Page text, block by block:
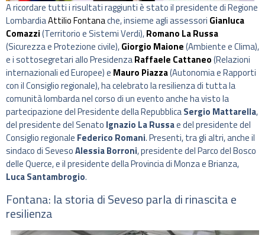
A ricordare tutti i risultati raggiunti è stato il presidente di Regione
LombardiaAttilio Fontanache, insieme agli assessori Gianluca
Comazzi(Territorio e Sistemi Verdi),Romano La Russa
(Sicurezza e Protezione civile),Giorgio Maione(Ambiente e Clima),
e i sottosegretari allo PresidenzaRaffaele Cattaneo(Relazioni
internazionali ed Europee) e Mauro Piazza(Autonomia e Rapporti
con il Consiglio regionale), ha celebrato la resilienza di tutta la
comunità lombarda nel corso di un evento anche ha visto la
partecipazione del Presidente della RepubblicaSergio Mattarella,
del presidente del Senato Ignazio La Russae del presidente del
Consiglio regionale Federico Romani. Presenti, tra gli altri, anche il
sindaco di SevesoAlessia Borroni, presidente del Parco del Bosco
delle Querce, e il presidente della Provincia di Monza e Brianza,
Luca Santambrogio.
Fontana: la storia di Seveso parla di rinascita e
resilienza